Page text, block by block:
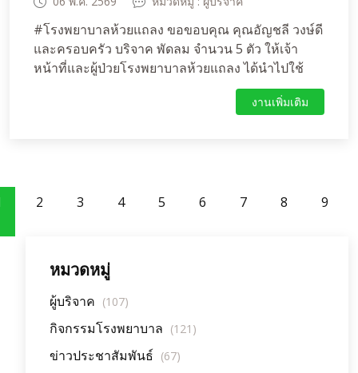
#โรงพยาบาลห้วยแถลง ขอขอบคุณ คุณอัญชลี วงษ์ดี
และครอบครัว บริจาค พัดลม จำนวน 5 ตัว ให้เจ้า
หน้าที่และผู้ป่วยโรงพยาบาลห้วยแถลง ได้นำไปใช้
งานเพิ่มเติม
2 3 4 5 6 7 8 9
หมวดหมู่
ผู้บริจาค (107)
กิจกรรมโรงพยาบาล (121)
ข่าวประชาสัมพันธ์ (67)